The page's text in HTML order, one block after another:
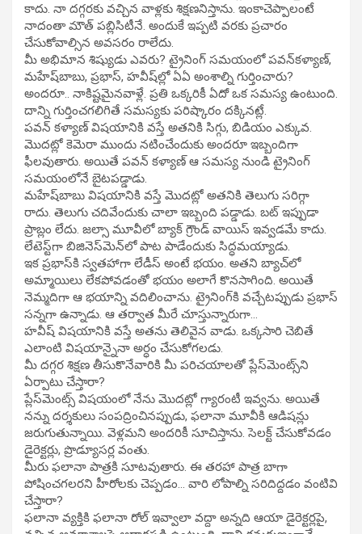
కాదు. నా దగ్గరకు వచ్చిన వాళ్లకు శిక్షణనిస్తాను. ఇంకాచెప్పాలంటే
నాదంతా మౌత్‌ పబ్లిసిటీనే. అందుకే ఇప్పటి వరకు ప్రచారం
చేసుకోవాల్సిన అవసరం రాలేదు.
మీ అభిమాన శిష్యుడు ఎవరు? ట్రైనింగ్‌ సమయంలో పవన్‌కళ్యాణ్‌,
మహేష్‌బాబు, ప్రభాస్‌, హవీష్‌ల్లో ఏఏ అంశాల్ని గుర్తించారు?
అందరూ.. నాకిష్టమైనవాళ్లే. ప్రతి ఒక్కరికీ ఏదో ఒక సమస్య ఉంటుంది.
దాన్ని గుర్తించగలిగితే సమస్యకు పరిష్కారం దక్కినట్లే.
పవన్‌ కళ్యాణ్‌ విషయానికి వస్తే అతనికి సిగ్గు, బిడియం ఎక్కువ.
మొదట్లో కెమెరా ముందు నటించేందుకు అందరూ ఇబ్బందిగా
ఫీలవుతారు. అయితే పవన్‌ కళ్యాణ్‌ ఆ సమస్య నుండి ట్రైనింగ్‌
సమయంలోనే బైటపడ్డాడు.
మహేష్‌బాబు విషయానికి వస్తే మొదట్లో అతనికి తెలుగు సరిగ్గా
రాదు. తెలుగు చదివేందుకు చాలా ఇబ్బంది పడ్డాడు. బట్‌ ఇప్పుడా
ప్రాబ్లం లేదు. జల్సా మూవీలో బ్యాక్‌ గ్రౌండ్‌ వాయిస్‌ ఇవ్వడమే కాదు.
లేటెస్ట్‌గా బిజినెస్‌మెన్‌లో పాట పాడేందుకు సిద్ధమయ్యాడు.
ఇక ప్రభాస్‌కి స్వతహాగా లేడీస్‌ అంటే భయం. అతని బ్యాచ్‌లో
అమ్మాయిలు లేకపోవడంతో భయం అలాగే కొనసాగింది. అయితే
నెమ్మదిగా ఆ భయాన్ని వదిలించాను. ట్రైనింగ్‌కి వచ్చేటప్పుడు ప్రభాస్‌
సన్నగా ఉన్నాడు. ఆ తర్వాత మీరే చూస్తున్నారుగా…
హవీష్‌ విషయానికి వస్తే అతను తెలివైన వాడు. ఒక్కసారి చెబితే
ఎలాంటి విషయాన్నైనా అర్ధం చేసుకోగలడు.
మీ దగ్గర శిక్షణ తీసుకొనేవారికి మీ పరిచయాలతో ప్లేస్‌మెంట్స్‌ని
ఏర్పాటు చేస్తారా?
ప్లేస్‌మెంట్స్‌ విషయంలో నేను మొదట్లో గ్యారంటీ ఇవ్వను. అయితే
నన్ను దర్శకులు సంపద్రించినప్పుడు, ఫలానా మూవీకి ఆడిషన్లు
జరుగుతున్నాయి. వెళ్లమని అందరికీ సూచిస్తాను. సెలక్ట్‌ చేసుకోవడం
డైరెక్టర్లు, ప్రొడ్యూసర్ల వంతు.
మీరు ఫలానా పాత్రకి సూటవుతారు. ఈ తరహా పాత్ర బాగా
పోషించగలరని హీరోలకు చెప్పడం… వారి లోపాల్ని సరిదిద్దడం వంటివి
చేస్తారా?
ఫలానా వ్యక్తికి ఫలానా రోల్‌ ఇవ్వాలా వద్దా అన్నది ఆయా డైరెక్టర్లపై,